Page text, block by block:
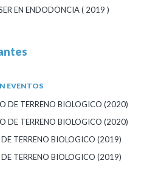
EN ENDODONCIA( 2019 )
EVENTOS
DE TERRENO BIOLOGICO (2020)
DE TERRENO BIOLOGICO (2020)
TERRENO BIOLOGICO (2019)
TERRENO BIOLOGICO (2019)